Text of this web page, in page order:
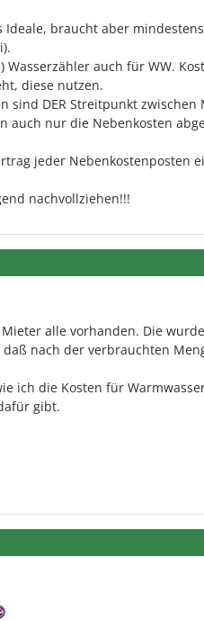
braucht aber
Wasserzähler auch für WW.
diese nutzen.
sind DER Streitpunkt
auch nur die Nebenkosten
jeder Nebenkostenposten
nachvollziehen!!!
alle vorhanden. Die
nach der verbrauchten
ich die Kosten für
gibt.